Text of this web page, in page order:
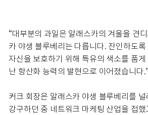
“대부분의 과일은 알래스카의 겨울을 견
카 야생 블루베리는 다릅니다. 잔인하도록
자신을 보호하기 위해 특유의 색소를 품게
난 항산화 능력의 발현으로 이어졌습니다.”
커크 회장은 알래스카 야생 블루베리를
강구하던 중 네트워크 마케팅 산업을 접했